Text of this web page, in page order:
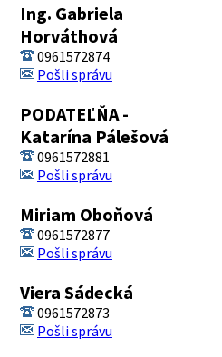
Ing. Gabriela
Horváthová
0961572874
Pošli správu
PODATEĽŇA -
Katarína Pálešová
0961572881
Pošli správu
Miriam Oboňová
0961572877
Pošli správu
Viera Sádecká
0961572873
Pošli správu